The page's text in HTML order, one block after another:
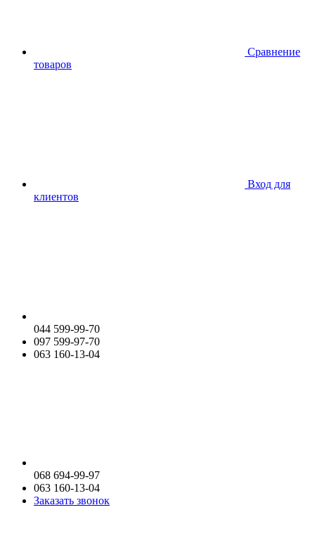
Сравнение
товаров
Вход для
клиентов
044 599-99-70
097 599-97-70
063 160-13-04
068 694-99-97
063 160-13-04
Заказать звонок